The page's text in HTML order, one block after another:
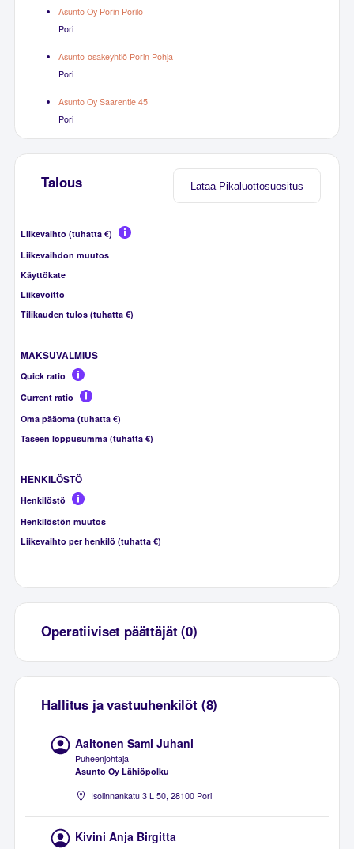
Asunto Oy Porin Porilo
Pori
Asunto-osakeyhtiö Porin Pohja
Pori
Asunto Oy Saarentie 45
Pori
Lataa Pikaluottosuositus
Talous
Liikevaihto (tuhatta €)
Liikevaihdon muutos
Käyttökate
Liikevoitto
Tilikauden tulos (tuhatta €)
MAKSUVALMIUS
Quick ratio
Current ratio
Oma pääoma (tuhatta €)
Taseen loppusumma (tuhatta €)
HENKILÖSTÖ
Henkilöstö
Henkilöstön muutos
Liikevaihto per henkilö (tuhatta €)
Operatiiviset päättäjät (0)
Hallitus ja vastuuhenkilöt (8)
Aaltonen Sami Juhani
Puheenjohtaja
Asunto Oy Lähiöpolku
Isolinnankatu 3 L 50, 28100 Pori
Kivini Anja Birgitta